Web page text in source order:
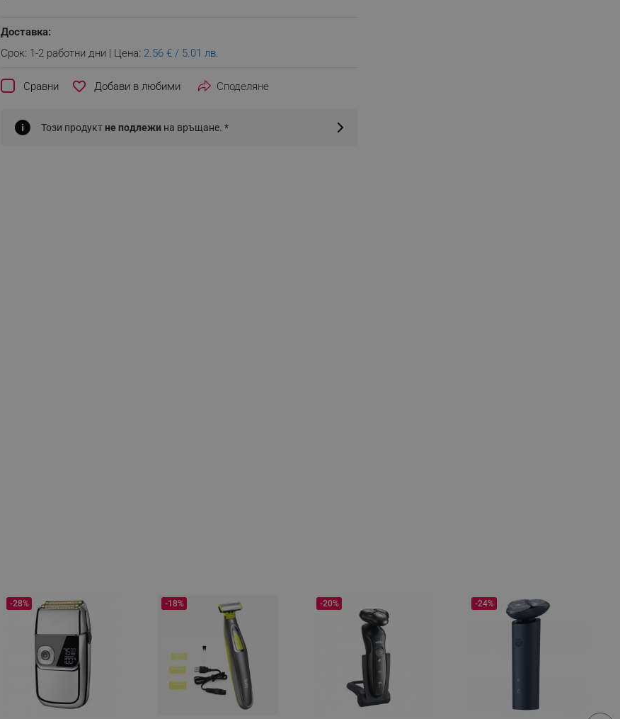
Доставка:
Срок: 1-2 работни дни | Цена: 2.56 € / 5.01 лв.
Сравни favorite_border Споделяне
Този продуктне подлежи на връщане. *
-28% -18% -20% -24%